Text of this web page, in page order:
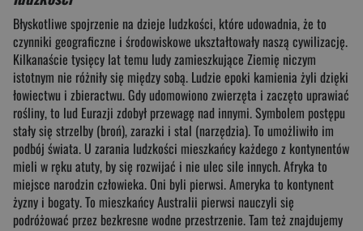
Błyskotliwe spojrzenie na dzieje ludzkości, które udowadnia, że to
czynniki geograficzne i środowiskowe ukształtowały naszą cywilizację.
Kilkanaście tysięcy lat temu ludy zamieszkujące Ziemię niczym
istotnym nie różniły się między sobą. Ludzie epoki kamienia żyli dzięki
łowiectwu i zbieractwu. Gdy udomowiono zwierzęta i zaczęto uprawiać
rośliny, to lud Eurazji zdobył przewagę nad innymi. Symbolem postępu
stały się strzelby (broń), zarazki i stal (narzędzia). To umożliwiło im
podbój świata. U zarania ludzkości mieszkańcy każdego z kontynentów
mieli w ręku atuty, by się rozwijać i nie ulec sile innych. Afryka to
miejsce narodzin człowieka. Oni byli pierwsi. Ameryka to kontynent
żyzny i bogaty. To mieszkańcy Australii pierwsi nauczyli się
podróżować przez bezkresne wodne przestrzenie. Tam też znajdujemy